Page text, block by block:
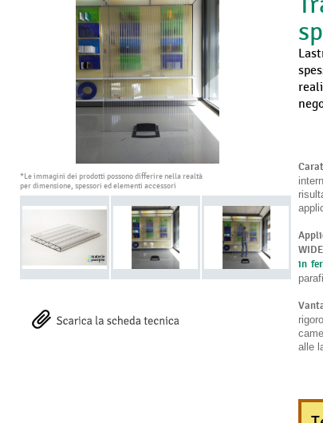
*Le immagini dei prodotti possono differire nella realtà
per dimensione, spessori ed elementi accessori
in
alle